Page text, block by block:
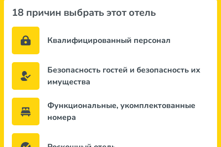
18 причин выбрать этот отель
Квалифицированный персонал
Безопасность гостей и безопасность их
имущества
Функциональные, укомплектованные
номера